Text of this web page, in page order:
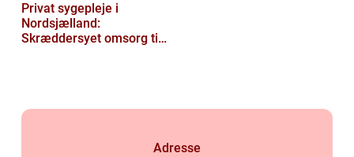
Privat sygepleje i
Nordsjælland:
Skræddersyet omsorg til
Adresse